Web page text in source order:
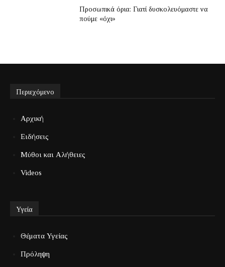
Προσωπικά όρια: Γιατί δυσκολευόμαστε να
πούμε «όχι»
Περιεχόμενο
Αρχική
Ειδήσεις
Μύθοι και Αλήθειες
Videos
Υγεία
Θέματα Υγείας
Πρόληψη